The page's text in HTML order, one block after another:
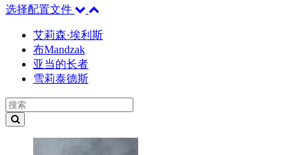
选择配置文件
艾莉森·埃利斯
布Mandzak
亚当的长者
雪莉泰德斯